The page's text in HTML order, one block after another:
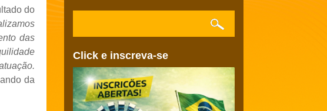
do
das
da
Click e inscreva-se